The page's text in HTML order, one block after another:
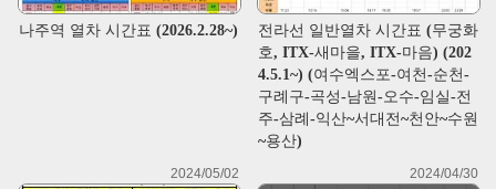
나주역 열차 시간표 (2026.2.28~)
전라선 일반열차 시간표 (무궁화
호, ITX-새마을, ITX-마음) (202
4.5.1~) (여수엑스포-여천-순천-
구례구-곡성-남원-오수-임실-전
주-삼례-익산~서대전~천안~수원
~용산)
2024/05/02 2024/04/30